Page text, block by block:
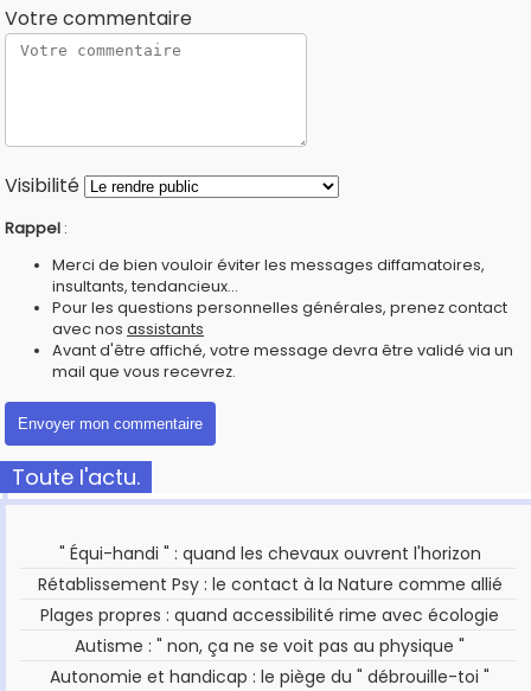
Votre commentaire
Visibilité
Rappel :
Merci de bien vouloir éviter les messages diffamatoires,
insultants, tendancieux...
Pour les questions personnelles générales, prenez contact
avec nos assistants
Avant d'être affiché, votre message devra être validé via un
mail que vous recevrez.
Toute l'actu.
" Équi-handi " : quand les chevaux ouvrent l'horizon
Rétablissement Psy : le contact à la Nature comme allié
Plages propres : quand accessibilité rime avec écologie
Autisme : " non, ça ne se voit pas au physique "
Autonomie et handicap : le piège du " débrouille-toi "